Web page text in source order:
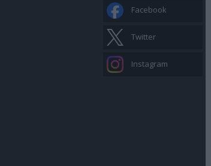
Facebook
Twitter
Instagram